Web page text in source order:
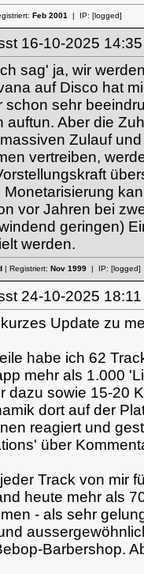
Feb 2001| IP: [logged]
16-10-2025
sag' ja, wir
auf Disco hat
schon sehr
auftun. Aber die
Zulauf
vertreiben,
Monetarisierung
vor Jahren bei
geringen)
werden.
| Registriert: Nov 1999| IP: [logged]
24-10-2025
Update zu
habe ich 62
mehr als 1.000
dazu sowie 15-20
dort auf der
reagiert und
über
Track von mir
heute mehr als
- als sehr
Barbershop.